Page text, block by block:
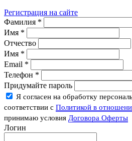
Регистрация на сайте
Фамилия *
Имя *
Отчество
Имя *
Email *
Телефон *
Придумайте пароль
Я согласен на обработку
соответствии с Политикой в
принимаю условия Договора Оферты
Логин